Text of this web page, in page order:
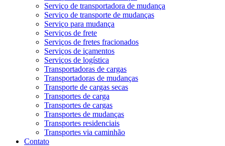
Serviço de transportadora de mudança
Serviço de transporte de mudanças
Serviço para mudança
Serviços de frete
Serviços de fretes fracionados
Serviços de içamentos
Serviços de logística
Transportadoras de cargas
Transportadoras de mudanças
Transporte de cargas secas
Transportes de carga
Transportes de cargas
Transportes de mudanças
Transportes residenciais
Transportes via caminhão
Contato